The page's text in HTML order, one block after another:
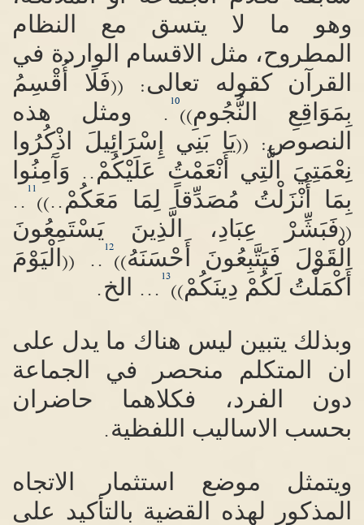
وهو ما لا يتسق مع النظام
المطروح، مثل الاقسام الواردة في
القرآن كقوله تعالى: ((فَلَا أُقْسِمُ
بِمَوَاقِعِ النُّجُومِ))
10
.
ومثل هذه
النصوص: ((يَا بَنِي إِسْرَائِيلَ اذْكُرُوا
نِعْمَتِيَ الَّتِي أَنْعَمْتُ عَلَيْكُمْ.. وَآَمِنُوا
بِمَا أَنْزَلْتُ مُصَدِّقاً لِمَا مَعَكُمْ..))
11
..
((فَبَشِّرْ عِبَادِ، الَّذِينَ يَسْتَمِعُونَ
الْقَوْلَ فَيَتَّبِعُونَ أَحْسَنَهُ))
12
.. ((الْيَوْمَ
أَكْمَلْتُ لَكُمْ دِينَكُمْ))
13
... الخ.
وبذلك يتبين ليس هناك ما يدل على
ان المتكلم منحصر في الجماعة
دون الفرد، فكلاهما حاضران
بحسب الاساليب اللفظية.
ويتمثل موضع استثمار الاتجاه
المذكور لهذه القضية بالتأكيد على